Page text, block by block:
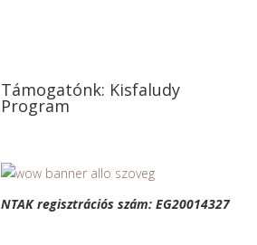
Támogatónk: Kisfaludy
Program
NTAK regisztrációs szám: EG20014327